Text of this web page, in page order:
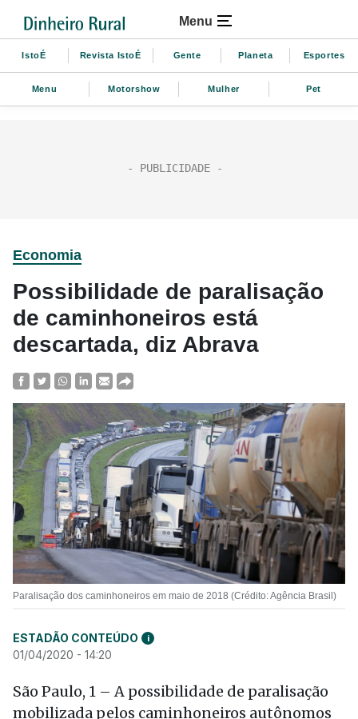
Menu
IstoÉ Revista IstoÉ Gente Planeta Esportes
Menu Motorshow Mulher Pet
Economia
Possibilidade de paralisação
de caminhoneiros está
descartada, diz Abrava
Paralisação dos caminhoneiros em maio de 2018 (Crédito: Agência Brasil)
ESTADÃO CONTEÚDO i
01/04/2020 - 14:20
São Paulo, 1 – A possibilidade de paralisação
mobilizada pelos caminhoneiros autônomos